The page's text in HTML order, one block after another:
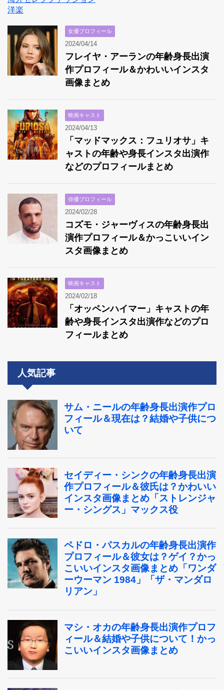
洋楽
女優プロフィール
2024/04/14
フレイヤ・アーランの年齢身長出演
作プロフィール＆かわいいインスタ
画像まとめ
映画キャスト
2024/04/13
「マッドマックス：フュリオサ」キ
ャストの年齢や身長インスタ出演作
などのプロフィールまとめ
俳優プロフィール
2024/02/28
コズモ・ジャーヴィスの年齢身長出
演作プロフィール＆かっこいいイン
スタ画像まとめ
映画キャスト
2024/02/18
「オッペンハイマー」キャストの年
齢や身長インスタ出演作などのプロ
フィールまとめ
人気記事